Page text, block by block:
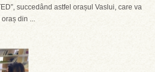
succedând astfel orașul Vaslui, care va
din ...